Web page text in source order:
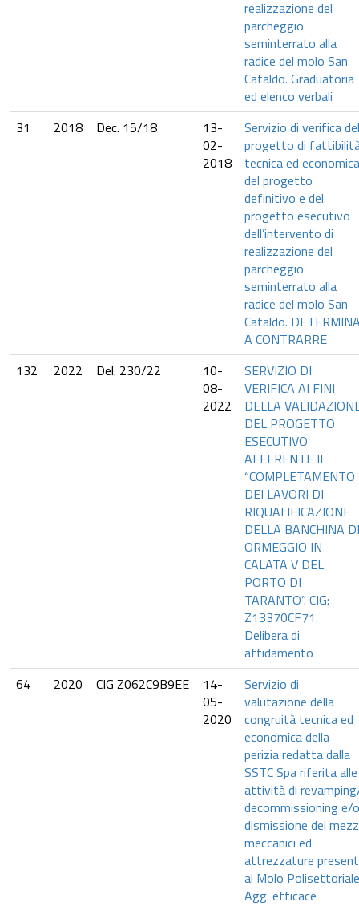
realizzazione del
parcheggio
seminterrato alla
radice del molo San
Cataldo. Graduatoria
ed elenco verbali
31
2018 Dec. 15/18
13-
02-
2018
Servizio di verifica del
progetto di
tecnica ed
del progetto
definitivo e del
progetto esecutivo
dell’intervento di
realizzazione del
parcheggio
seminterrato alla
radice del molo San
Cataldo.
A CONTRARRE
132
2022 Del. 230/22
10-
08-
2022
SERVIZIO DI
VERIFICA AI FINI
DELLA
DEL PROGETTO
ESECUTIVO
AFFERENTE IL
“COMPLETAMENTO
DEI LAVORI DI
RIQUALIFICAZIONE
DELLA BANCHINA DI
ORMEGGIO IN
CALATA V DEL
PORTO DI
TARANTO”. CIG:
Z13370CF71.
Delibera di
affidamento
64
2020 CIG Z062C9B9EE
14-
05-
2020
Servizio di
valutazione della
congruità tecnica ed
economica della
perizia redatta dalla
SSTC Spa riferita alle
attività di
decommissioning e/o
dismissione dei
meccanici ed
attrezzature
al Molo
Agg. efficace